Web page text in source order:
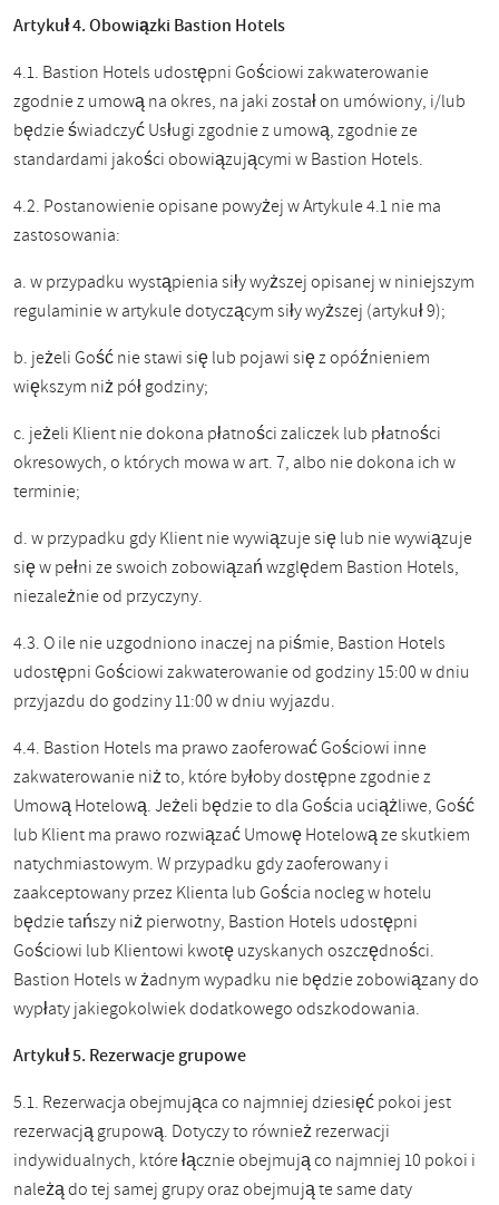
Artykuł 4. Obowiązki Bastion Hotels
4.1. Bastion Hotels udostępni Gościowi zakwaterowanie
zgodnie z umową na okres, na jaki został on umówiony, i/lub
będzie świadczyć Usługi zgodnie z umową, zgodnie ze
standardami jakości obowiązującymi w Bastion Hotels.
4.2. Postanowienie opisane powyżej w Artykule 4.1 nie ma
zastosowania:
a. w przypadku wystąpienia siły wyższej opisanej w niniejszym
regulaminie w artykule dotyczącym siły wyższej (artykuł 9);
b. jeżeli Gość nie stawi się lub pojawi się z opóźnieniem
większym niż pół godziny;
c. jeżeli Klient nie dokona płatności zaliczek lub płatności
okresowych, o których mowa w art. 7, albo nie dokona ich w
terminie;
d. w przypadku gdy Klient nie wywiązuje się lub nie wywiązuje
się w pełni ze swoich zobowiązań względem Bastion Hotels,
niezależnie od przyczyny.
4.3. O ile nie uzgodniono inaczej na piśmie, Bastion Hotels
udostępni Gościowi zakwaterowanie od godziny 15:00 w dniu
przyjazdu do godziny 11:00 w dniu wyjazdu.
4.4. Bastion Hotels ma prawo zaoferować Gościowi inne
zakwaterowanie niż to, które byłoby dostępne zgodnie z
Umową Hotelową. Jeżeli będzie to dla Gościa uciążliwe, Gość
lub Klient ma prawo rozwiązać Umowę Hotelową ze skutkiem
natychmiastowym. W przypadku gdy zaoferowany i
zaakceptowany przez Klienta lub Gościa nocleg w hotelu
będzie tańszy niż pierwotny, Bastion Hotels udostępni
Gościowi lub Klientowi kwotę uzyskanych oszczędności.
Bastion Hotels w żadnym wypadku nie będzie zobowiązany do
wypłaty jakiegokolwiek dodatkowego odszkodowania.
Artykuł 5. Rezerwacje grupowe
5.1. Rezerwacja obejmująca co najmniej dziesięć pokoi jest
rezerwacją grupową. Dotyczy to również rezerwacji
indywidualnych, które łącznie obejmują co najmniej 10 pokoi i
należą do tej samej grupy oraz obejmują te same daty